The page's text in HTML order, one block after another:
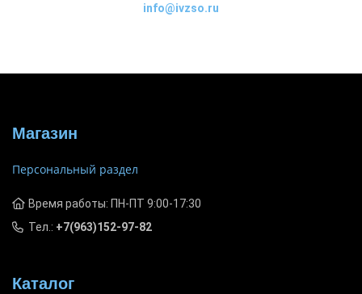
info@ivzso.ru
Магазин
Персональный раздел
Время работы: ПН-ПТ 9:00-17:30
Тел.: +7(963)152-97-82
Каталог